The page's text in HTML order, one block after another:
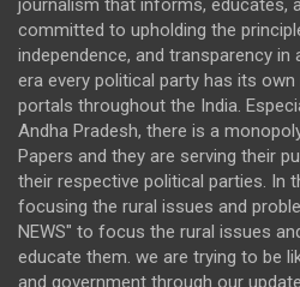
journalism that informs, educates,
committed to upholding the
independence, and transparency
era every political party has its
portals throughout the India.
Andha Pradesh, there is a
Papers and they are serving their
their respective political parties. In
focusing the rural issues and
NEWS" to focus the rural issues
educate them. we are trying to be
and government through our